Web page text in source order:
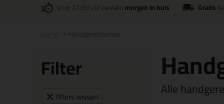
Voor 21:00 uur besteldmorgen in huis Gratis
Handgereedschap
Filter
filters wissen Alle